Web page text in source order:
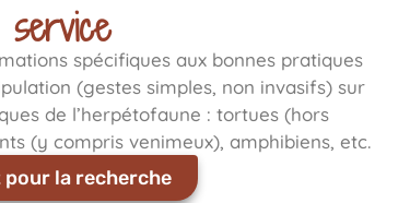
spécifiques aux bonnes pratiques
(gestes simples, non invasifs) sur
de l’herpétofaune : tortues (hors
(y compris venimeux), amphibiens, etc.
la recherche